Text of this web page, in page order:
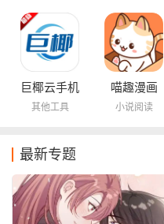
巨椰云手机
其他工具
喵趣漫画
小说阅读
最新专题